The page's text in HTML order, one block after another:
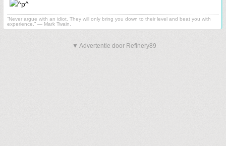
“Never argue with an idiot. They will only bring you down to their level and beat you with
experience.” ― Mark Twain.
▼ Advertentie door Refinery89